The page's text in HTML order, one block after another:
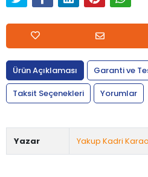
Ürün Açıklaması
Garanti ve
Taksit Seçenekleri
Yorumlar
Yazar Yakup Kadri